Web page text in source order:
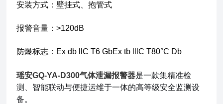
安装方式：壁挂式、抱管式
报警音量：>120dB
防爆标志：Ex db llC T6 GbEx tb lllC T80°C Db
瑶安GQ-YA-D300气体泄漏报警器是一款集精准检
测、智能联动与便捷运维于一体的高等级安全监测设
备。